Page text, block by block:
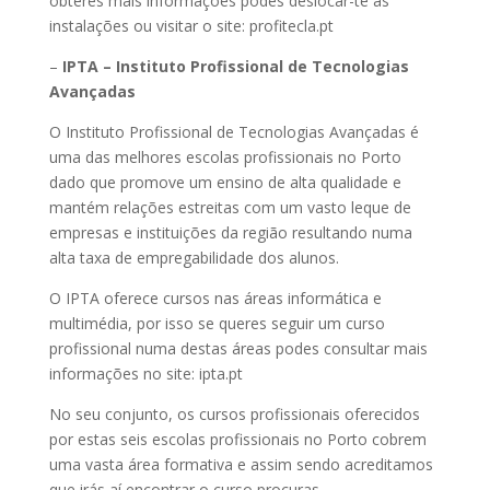
instalações ou visitar o site: profitecla.pt
– IPTA – Instituto Profissional de Tecnologias
Avançadas
O Instituto Profissional de Tecnologias Avançadas é
uma das melhores escolas profissionais no Porto
dado que promove um ensino de alta qualidade e
mantém relações estreitas com um vasto leque de
empresas e instituições da região resultando numa
alta taxa de empregabilidade dos alunos.
O IPTA oferece cursos nas áreas informática e
multimédia, por isso se queres seguir um curso
profissional numa destas áreas podes consultar mais
informações no site: ipta.pt
No seu conjunto, os cursos profissionais oferecidos
por estas seis escolas profissionais no Porto cobrem
uma vasta área formativa e assim sendo acreditamos